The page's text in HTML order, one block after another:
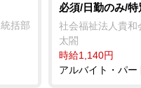
括部
必須/日勤のみ/
社会福祉法人貴和
太閤
時給1,140円
アルバイト・パー